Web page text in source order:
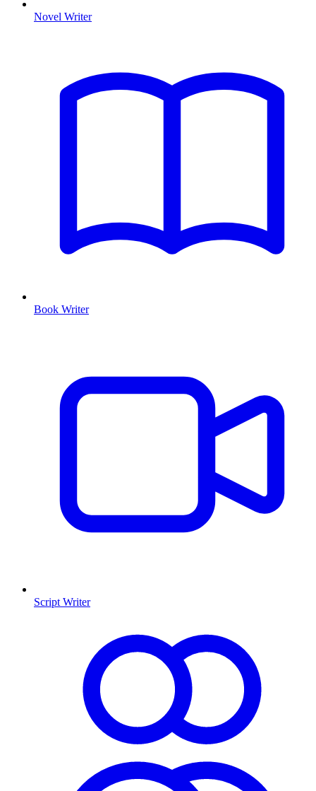
Novel Writer
Book Writer
Script Writer